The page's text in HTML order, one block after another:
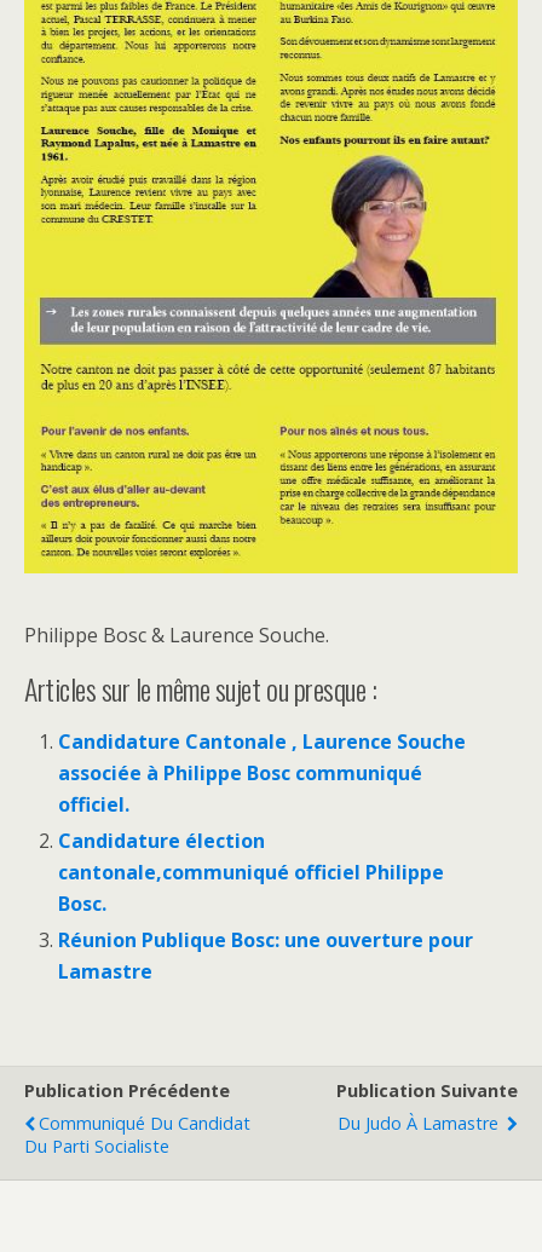
Philippe Bosc & Laurence Souche.
Articles sur le même sujet ou presque :
Candidature Cantonale , Laurence Souche
associée à Philippe Bosc communiqué
officiel.
Candidature élection
cantonale,communiqué officiel Philippe
Bosc.
Réunion Publique Bosc: une ouverture pour
Lamastre
Publication Précédente
Communiqué Du Candidat
Du Parti Socialiste
Publication Suivante
Du Judo À Lamastre